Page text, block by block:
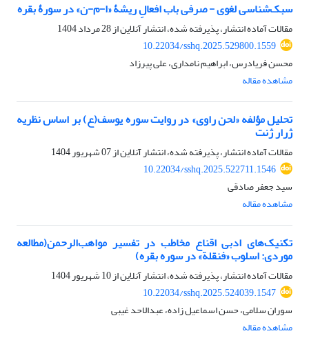
سبک‌شناسی لغوی - صرفی باب افعالِ ریشۀ «ا-م-ن» در سورۀ بقره
مقالات آماده انتشار، پذیرفته شده، انتشار آنلاین از28 مرداد 1404
10.22034/sshq.2025.529800.1559
محسن فریادرس، ابراهیم نامداری، علی پیرزاد
مشاهده مقاله
تحلیل مؤلفه «لحن راوی» در روایت سوره یوسف(ع) بر اساس نظریه
ژرار ژنت
مقالات آماده انتشار، پذیرفته شده، انتشار آنلاین از07 شهریور 1404
10.22034/sshq.2025.522711.1546
سید جعفر صادقی
مشاهده مقاله
تکنیک‌های ادبی اقناع مخاطب در تفسیر مواهب‌الرحمن(مطالعه
موردی: اسلوب «فنقلة» در سوره بقره)
مقالات آماده انتشار، پذیرفته شده، انتشار آنلاین از10 شهریور 1404
10.22034/sshq.2025.524039.1547
سوران سلامی، حسن اسماعیل زاده، عبدالاحد غیبی
مشاهده مقاله